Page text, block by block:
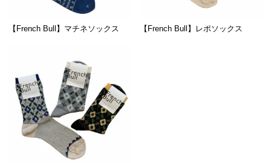
【French Bull】マチネソックス 【French Bull】レポソックス